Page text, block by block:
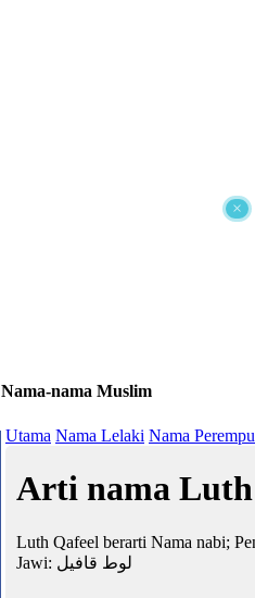
×
Nama-nama Muslim
Utama Nama Lelaki Nama
Arti nama Luth
Luth Qafeel berarti Nama nabi;
Jawi: لوط قافيل